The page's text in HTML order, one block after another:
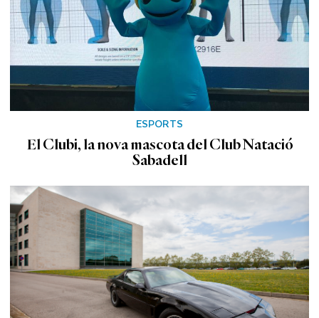
ESPORTS
El Clubi, la nova mascota del Club Natació
Sabadell